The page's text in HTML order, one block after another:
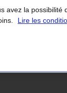
avez la possibilité
Lire les